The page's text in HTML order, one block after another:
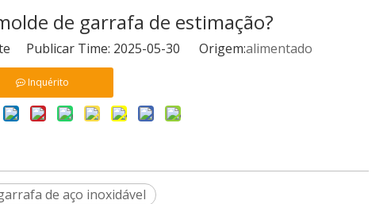
de garrafa de estimação?
Publicar Time: 2025-05-30 Origem:alimentado
Inquérito
de aço inoxidável